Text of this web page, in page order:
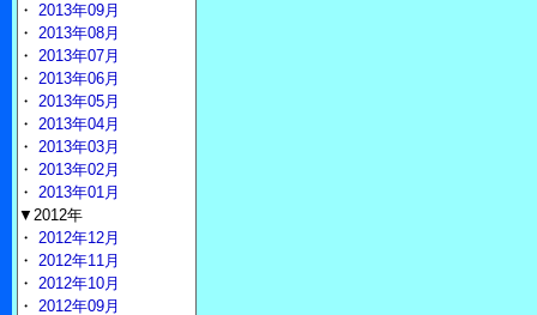
・ 2013年09月
・ 2013年08月
・ 2013年07月
・ 2013年06月
・ 2013年05月
・ 2013年04月
・ 2013年03月
・ 2013年02月
・ 2013年01月
▼2012年
・ 2012年12月
・ 2012年11月
・ 2012年10月
・ 2012年09月